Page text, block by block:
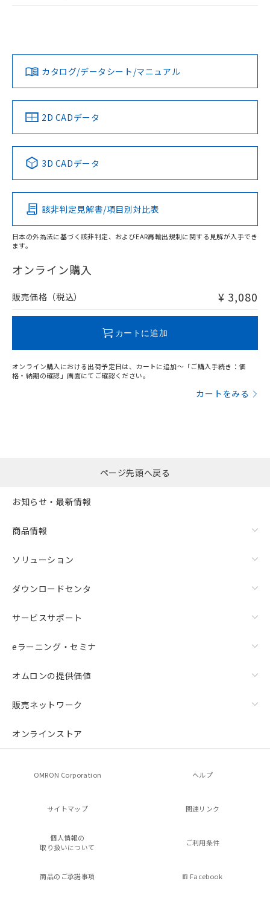
ログイン/会員登録
ダウンロードデータをご利用いただく前に、以下を必ずお読
みください。
ソフトウェアの使用条件
EU RoHS 注意事項・凡例
対応済み
中国 RoHS 注意事項・凡例
Pb Hg Cd Cr(VI)
O
在庫等で未対応品が混在する可能性があります。
問い合わせください。
カタログ/データシート/マニュアル
2D CADデータ
3D CADデータ
該非判定見解書/項目別対比表
日本の外為法に基づく該非判定、およびEAR再輸出規制に関する見解が入手でき
ます。
オンライン購入
販売価格（税込） ¥ 3,080
カートに追加
オンライン購入における出荷予定日は、カートに追加～「ご購入手続き：価
格・納期の確認」画面にてご確認ください。
カートをみる
ページ先頭へ戻る
お知らせ・最新情報
商品情報
ソリューション
ダウンロードセンタ
サービスサポート
eラーニング・セミナ
オムロンの提供価値
販売ネットワーク
オンラインストア
OMRON Corporation ヘルプ
サイトマップ 関連リンク
個人情報の
取り扱いについて
ご利用条件
商品のご承諾事項 Facebook